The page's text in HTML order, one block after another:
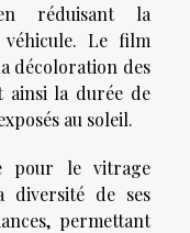
réduisant la
véhicule. Le film
décoloration des
ainsi la durée de
au soleil.
pour le vitrage
diversité de ses
permettant